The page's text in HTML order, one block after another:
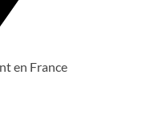
en France